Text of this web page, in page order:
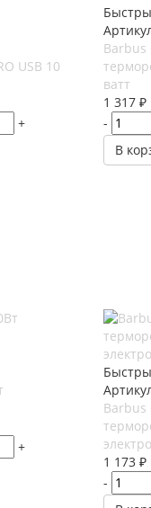
USB 10
+
Barbus
ватт
1 317₽
-
В
+
Barbus
1 173₽
-